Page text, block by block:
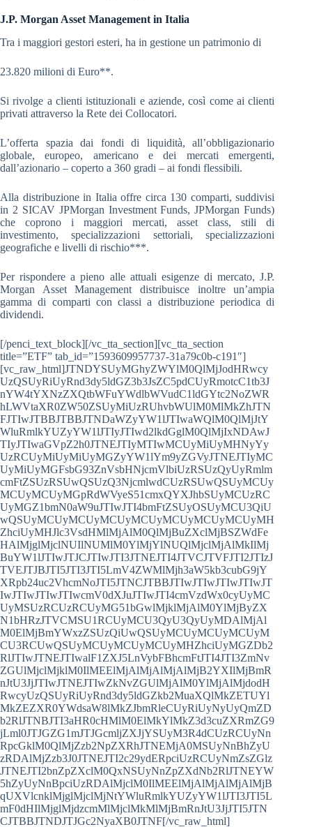
J.P. Morgan Asset Management in Italia
Tra i maggiori gestori esteri, ha in gestione un patrimonio di
23.820 milioni di Euro**.
Si rivolge a clienti istituzionali e aziende, così come ai clienti
privati attraverso la Rete dei Collocatori.
L’offerta spazia dai fondi di liquidità, all’obbligazionario
globale, europeo, americano e dei mercati emergenti,
dall’azionario – coperto a 360 gradi – ai fondi flessibili.
Alla distribuzione in Italia offre circa 130 comparti, suddivisi
in 2 SICAV JPMorgan Investment Funds, JPMorgan Funds)
che coprono i maggiori mercati, asset class, stili di
investimento, specializzazioni settoriali, specializzazioni
geografiche e livelli di rischio***.
Per rispondere a pieno alle attuali esigenze di mercato, J.P.
Morgan Asset Management distribuisce inoltre un’ampia
gamma di comparti con classi a distribuzione periodica di
dividendi.
[/penci_text_block][/vc_tta_section][vc_tta_section
title=”ETF” tab_id=”1593609957737-31a79c0b-c191″]
[vc_raw_html]JTNDYSUyMGhyZWYlM0QlMjJodHRwcy
UzQSUyRiUyRnd3dy5ldGZ3b3JsZC5pdCUyRmotcC1tb3J
nYW4tYXNzZXQtbWFuYWdlbWVudC1ldGYtc2NoZWR
hLWVtaXR0ZW50ZSUyMiUzRUhvbWUlM0MlMkZhJTN
FJTIwJTBBJTBBJTNDaWZyYW1lJTIwaWQlM0QlMjJtY
WluRmlkYUZyYW1lJTIyJTIwd2lkdGglM0QlMjIxNDAwJ
TIyJTIwaGVpZ2h0JTNEJTIyMTIwMCUyMiUyMHNyYy
UzRCUyMiUyMiUyMGZyYW1lYm9yZGVyJTNEJTIyMC
UyMiUyMGFsbG93ZnVsbHNjcmVlbiUzRSUzQyUyRmlm
cmFtZSUzRSUwQSUzQ3NjcmlwdCUzRSUwQSUyMCUy
MCUyMCUyMGpRdWVyeS51cmxQYXJhbSUyMCUzRC
UyMGZ1bmN0aW9uJTIwJTI4bmFtZSUyOSUyMCU3QiU
wQSUyMCUyMCUyMCUyMCUyMCUyMCUyMCUyMH
ZhciUyMHJlc3VsdHMlMjAlM0QlMjBuZXclMjBSZWdFe
HAlMjglMjclNUIlNUMlM0YlMjYlNUQlMjclMjAlMkIlMj
BuYW1lJTIwJTJCJTIwJTI3JTNEJTI4JTVCJTVFJTI2JTIzJ
TVEJTJBJTI5JTI3JTI5LmV4ZWMlMjh3aW5kb3cubG9jY
XRpb24uc2VhcmNoJTI5JTNCJTBBJTIwJTIwJTIwJTIwJT
IwJTIwJTIwJTIwcmV0dXJuJTIwJTI4cmVzdWx0cyUyMC
UyMSUzRCUzRCUyMG51bGwlMjklMjAlM0YlMjByZX
N1bHRzJTVCMSU1RCUyMCU3QyU3QyUyMDAlMjAl
M0ElMjBmYWxzZSUzQiUwQSUyMCUyMCUyMCUyM
CU3RCUwQSUyMCUyMCUyMCUyMHZhciUyMGZDb2
RlJTIwJTNEJTIwalF1ZXJ5LnVybFBhcmFtJTI4JTI3ZmNv
ZGUlMjclMjklM0IlMEElMjAlMjAlMjAlMjB2YXIlMjBmR
nJtU3JjJTIwJTNEJTIwZkNvZGUlMjAlM0YlMjAlMjdodH
RwcyUzQSUyRiUyRnd3dy5ldGZkb2MuaXQlMkZETUYl
MkZEZXR0YWdsaW8lMkZJbmRleCUyRiUyNyUyQmZD
b2RlJTNBJTI3aHR0cHMlM0ElMkYlMkZ3d3cuZXRmZG9
jLml0JTJGZG1mJTJGcmljZXJjYSUyM3R4dCUzRCUyNn
RpcGklM0QlMjZzb2NpZXRhJTNEMjA0MSUyNnBhZyU
zRDAlMjZzb3J0JTNEJTI2c29ydERpciUzRCUyNmZsZGlz
JTNEJTI2bnZpZXclM0QxNSUyNnZpZXdNb2RlJTNEYW
5hZyUyNnBpciUzRDAlMjclM0IlMEElMjAlMjAlMjAlMjB
qUXVlcnklMjglMjclMjNtYWluRmlkYUZyYW1lJTI3JTI5L
mF0dHIlMjglMjdzcmMlMjclMkMlMjBmRnJtU3JjJTI5JTN
CJTBBJTNDJTJGc2NyaXB0JTNF[/vc_raw_html]